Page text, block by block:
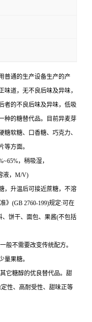
普通的生产设备生产的产
道，无不良后味及异味，
者的不良后味及异味，低吸
种的糖替代品。目前异麦芽
软糖、口香糖、巧克力、
等方面。
，稍吸湿，
液，M/V)
，升温后可接近蔗糖，不溶
》(GB 2760-199)规定:可在
饼干、面包、果酱(不包括
般不需要改变传统配方。
量果糖。
它糖醇的优良替代品。甜
性、高耐受性、甜味正等